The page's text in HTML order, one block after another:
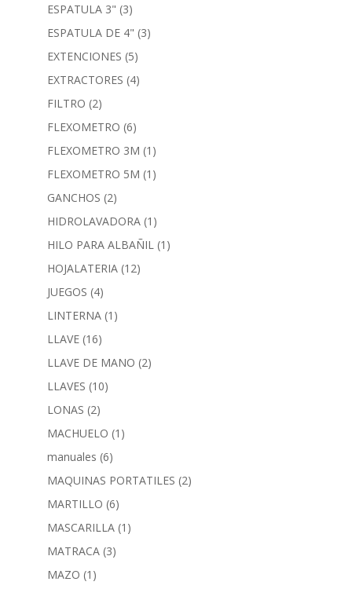
ESPATULA 3" (3)
ESPATULA DE 4" (3)
EXTENCIONES (5)
EXTRACTORES (4)
FILTRO (2)
FLEXOMETRO (6)
FLEXOMETRO 3M (1)
FLEXOMETRO 5M (1)
GANCHOS (2)
HIDROLAVADORA (1)
HILO PARA ALBAÑIL (1)
HOJALATERIA (12)
JUEGOS (4)
LINTERNA (1)
LLAVE (16)
LLAVE DE MANO (2)
LLAVES (10)
LONAS (2)
MACHUELO (1)
manuales (6)
MAQUINAS PORTATILES (2)
MARTILLO (6)
MASCARILLA (1)
MATRACA (3)
MAZO (1)